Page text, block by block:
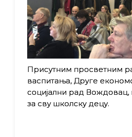
Присутним просветним
васпитања, Друге
социјални рад Вождовац,
за сву школску децу.